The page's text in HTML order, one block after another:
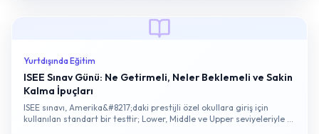
Yurtdışında Eğitim
ISEE Sınav Günü: Ne Getirmeli, Neler Beklemeli ve Sakin
Kalma İpuçları
ISEE sınavı, Amerika&#8217;daki prestijli özel okullara giriş için
kullanılan standart bir testtir; Lower, Middle ve Upper seviyeleriyle 5.